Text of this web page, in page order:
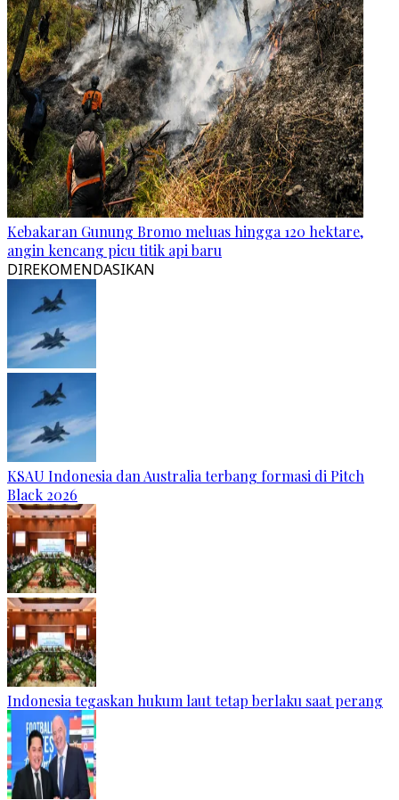
Kebakaran Gunung Bromo meluas hingga 120 hektare,
angin kencang picu titik api baru
DIREKOMENDASIKAN
KSAU Indonesia dan Australia terbang formasi di Pitch
Black 2026
Indonesia tegaskan hukum laut tetap berlaku saat perang